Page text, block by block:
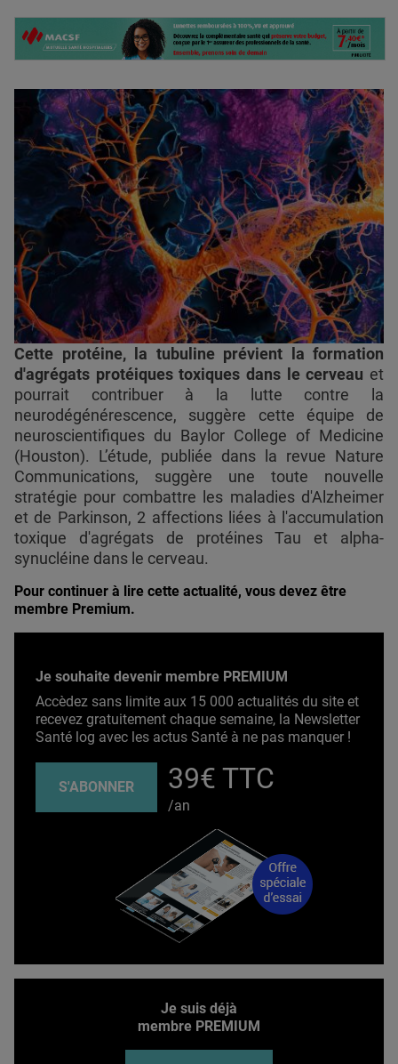
Cette protéine, la tubuline prévient la formation
d'agrégats protéiques toxiques dans le cerveau et
pourrait contribuer à la lutte contre la
neurodégénérescence, suggère cette équipe de
neuroscientifiques du Baylor College of Medicine
(Houston). L’étude, publiée dans la revue Nature
Communications, suggère une toute nouvelle
stratégie pour combattre les maladies d'Alzheimer
et de Parkinson, 2 affections liées à l'accumulation
toxique d'agrégats de protéines Tau et alpha-
synucléine dans le cerveau.
Pour continuer à lire cette actualité, vous devez être
membre Premium.
Je souhaite devenir membre PREMIUM
Accèdez sans limite aux 15 000 actualités du site et
recevez gratuitement chaque semaine, la Newsletter
Santé log avec les actus Santé à ne pas manquer !
S'ABONNER 39€ TTC
/an
Je suis déjà
membre PREMIUM